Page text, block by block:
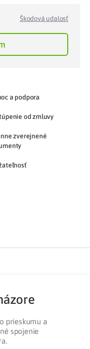
Škodová udalosť
a podpora
od zmluvy
zverejnené
osobných údajov
prieskumu a
spojenie